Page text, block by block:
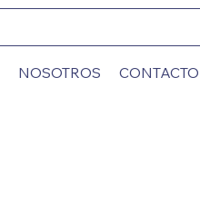
NOSOTROS CONTACTO